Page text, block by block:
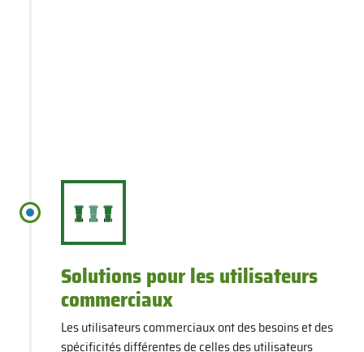
Solutions pour les utilisateurs
commerciaux
Les utilisateurs commerciaux ont des besoins et des
spécificités différentes de celles des utilisateurs